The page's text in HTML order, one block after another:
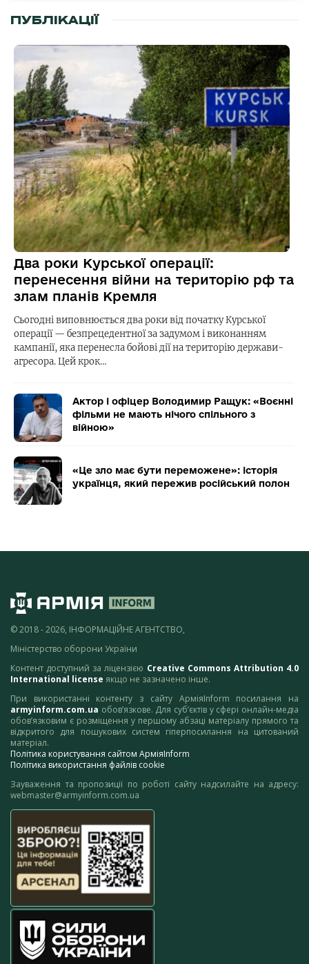
ПУБЛІКАЦІЇ
Два роки Курської операції:
перенесення війни на територію рф та
злам планів Кремля
Сьогодні виповнюється два роки від початку Курської
операції — безпрецедентної за задумом і виконанням
кампанії, яка перенесла бойові дії на територію держави-
агресора. Цей крок…
Актор і офіцер Володимир Ращук: «Воєнні
фільми не мають нічого спільного з
війною»
«Це зло має бути переможене»: історія
українця, який пережив російський полон
© 2018 - 2026, ІНФОРМАЦІЙНЕ АГЕНТСТВО,
Міністерство оборони України
Контент доступний за ліцензією Creative Commons Attribution 4.0
International license якщо не зазначено інше.
При використанні контенту з сайту АрміяInform посилання на
armyinform.com.ua обов’язкове. Для суб’єктів у сфері онлайн-медіа
обов’язковим є розміщення у першому абзаці матеріалу прямого та
відкритого для пошукових систем гіперпосилання на цитований
матеріал.
Політика користування сайтом АрміяInform
Політика використання файлів cookie
Зауваження та пропозиції по роботі сайту надсилайте на адресу:
webmaster@armyinform.com.ua